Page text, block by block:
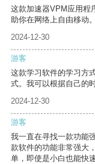
这款加速器VPM应用程
助你在网络上自由移动。
2024-12-30
游客
这款学习软件的学习方
式。我可以根据自己的
2024-12-30
游客
我一直在寻找一款功能
款软件的功能非常强大
单，即使是小白也能快